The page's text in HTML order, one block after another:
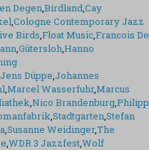
Degen,Birdland,Cay
,Cologne Contemporary Jazz
Birds,Float Music,Francois De
,Gütersloh,Hanno
Jens Düppe,Johannes
,Marcel Wasserfuhr,Marcus
,Nico Brandenburg,Philipp
,Stadtgarten,Stefan
,Susanne Weidinger,The
,WDR 3 Jazzfest,Wolf